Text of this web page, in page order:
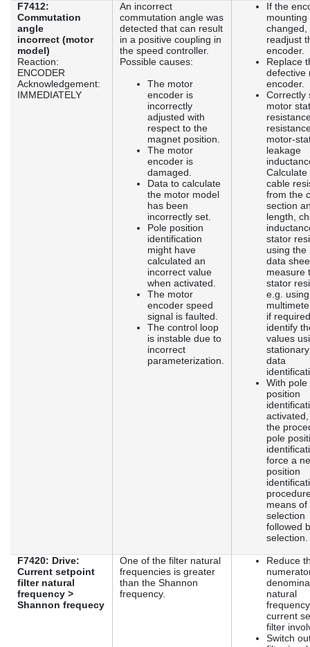
F7412:
Commutation
angle
incorrect (motor
model)
Reaction:
ENCODER
Acknowledgement:
IMMEDIATELY
An incorrect
commutation angle was
detected that can result
in a positive coupling in
the speed controller.
Possible causes:
The motor
encoder is
incorrectly
adjusted with
respect to the
magnet position.
The motor
encoder is
damaged.
Data to calculate
the motor model
has been
incorrectly set.
Pole position
identification
might have
calculated an
incorrect value
when activated.
The motor
encoder speed
signal is faulted.
The control loop
is instable due to
incorrect
parameterization.
If the
mounting
changed,
readjust
encoder.
Replace
defective
encoder.
Correctly
motor
motor-
leakage
Calculate
cable
from the
section
length,
stator
using the
data
measure
stator
e.g.
if
identify
values
data
With pole
position
the
pole
force a
position
means of
selection
followed
selection.
F7420: Drive:
Current setpoint
filter natural
frequency >
Shannon frequecy
One of the filter natural
frequencies is greater
than the Shannon
frequency.
Reduce
natural
current
filter
Switch